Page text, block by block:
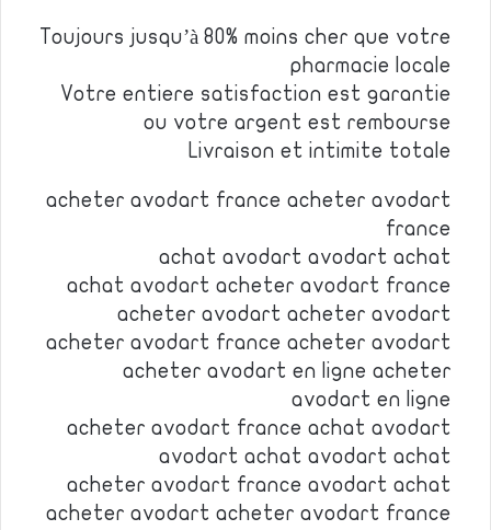
Toujours jusqu’à 80% moins cher que votre
pharmacie locale
Votre entiere satisfaction est garantie
ou votre argent est rembourse
Livraison et intimite totale
acheter avodart france acheter avodart
france
achat avodart avodart achat
achat avodart acheter avodart france
acheter avodart acheter avodart
acheter avodart france acheter avodart
acheter avodart en ligne acheter
avodart en ligne
acheter avodart france achat avodart
avodart achat avodart achat
acheter avodart france avodart achat
acheter avodart acheter avodart france